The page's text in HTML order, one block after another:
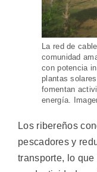
La red de
comunidad
con potencia
plantas
fomentan
energía.
Los ribereños
pescadores y
transporte, lo